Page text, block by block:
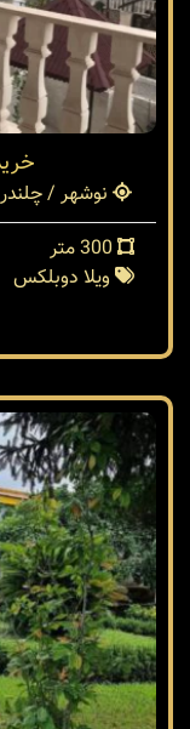
نوشهر / چلندر
ویلا دوبلکس